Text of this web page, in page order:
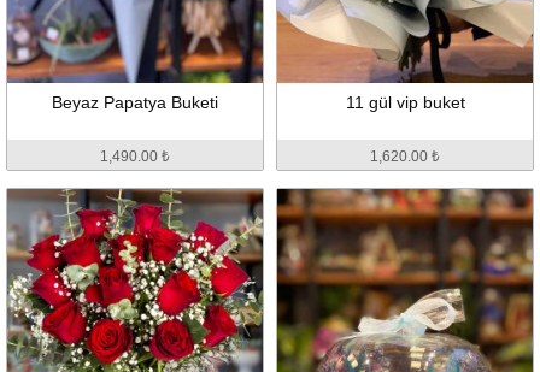
Beyaz Papatya Buketi
1,490.00 ₺
11 gül vip buket
1,620.00 ₺